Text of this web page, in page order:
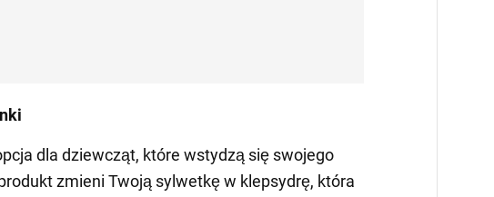
dla dziewcząt, które wstydzą się swojego
zmieni Twoją sylwetkę w klepsydrę, która